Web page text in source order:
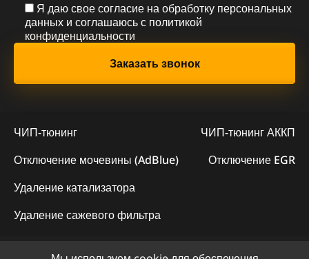
Я даю свое согласие на обработку персональных
данных и соглашаюсь с политикой
конфиденциальности
ЧИП-тюнинг
ЧИП-тюнинг АККП
Отключение мочевины (AdBlue)
Отключение EGR
Удаление катализатора
Удаление сажевого фильтра